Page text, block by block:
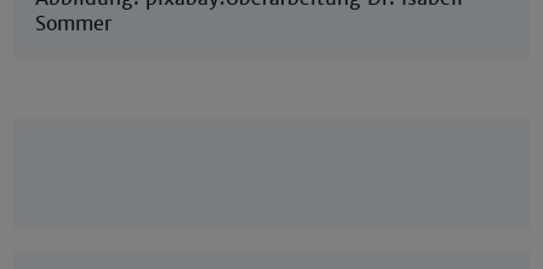
Sommer